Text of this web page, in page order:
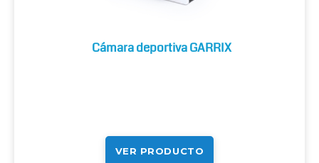
Cámara deportiva GARRIX
VER PRODUCTO